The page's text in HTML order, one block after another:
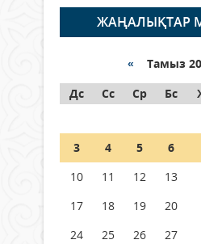
06 тамыз 2026 ж. 276
граждане Казахстана,
05 тамыз 2026 ж. 158
Шетелде жүрген
азаматтары қалай
ЖАҢАЛЫҚТАР
« Тамыз
Дс
Сс Ср Бс
3
4 5 6
10
11 12 13
17
18 19 20
24
25 26 27